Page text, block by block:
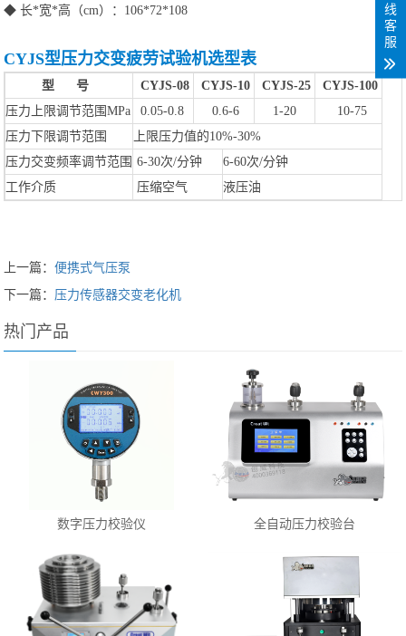
◆长*宽*高（cm）：106*72*108
CYJS型压力交变疲劳试验机选型表
型 号 CYJS-08 CYJS-10 CYJS-25
CYJS-100
压力上限调节范围MPa
0.05-0.8 0.6-6 1-20
10-75
压力下限调节范围
上限压力值的10%-30%
压力交变频率调节范围 6-30次/分钟
6-60次/分钟
工作介质
压缩空气 液压油
上一篇：便携式气压泵
下一篇： 压力传感器交变老化机
热门产品
数字压力校验仪 全自动压力校验台
线
客
服